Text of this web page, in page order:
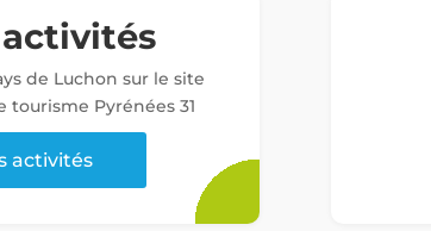
de Luchon sur le site
tourisme Pyrénées 31
activités